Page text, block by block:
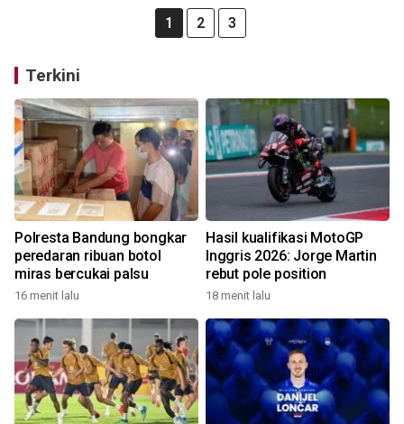
1 2 3
Terkini
Polresta Bandung bongkar
peredaran ribuan botol
miras bercukai palsu
16 menit lalu
Hasil kualifikasi MotoGP
Inggris 2026: Jorge Martin
rebut pole position
18 menit lalu